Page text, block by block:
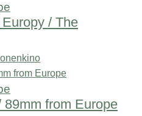
/ The
from Europe